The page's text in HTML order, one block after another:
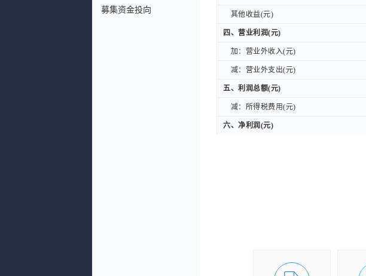
募集资金投向
其他收益(元)
四、营业利润(元)
加：营业外收入(元)
减：营业外支出(元)
五、利润总额(元)
减：所得税费用(元)
六、净利润(元)
一、基本每股收益(元)
其他收益(元)
四、营业利润(元)
加：营业外收入(元)
减：营业外支出(元)
五、利润总额(元)
减：所得税费用(元)
六、净利润(元)
一、基本每股收益(元)